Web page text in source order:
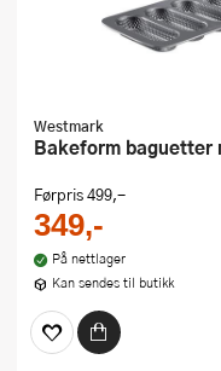
Westmark
Bakeform
Førpris499,-
349,-
På nettlager
Kan sendes til butikk